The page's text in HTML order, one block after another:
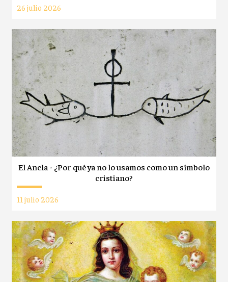
26 julio 2026
El Ancla - ¿Por qué ya no lo usamos como un símbolo
cristiano?
11 julio 2026